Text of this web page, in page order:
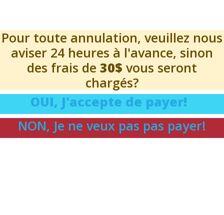
Pour toute annulation, veuillez nous
aviser 24 heures à l'avance, sinon
des frais de 30$ vous seront
chargés?
OUI, J'accepte de payer!
NON, Je ne veux pas pas payer!